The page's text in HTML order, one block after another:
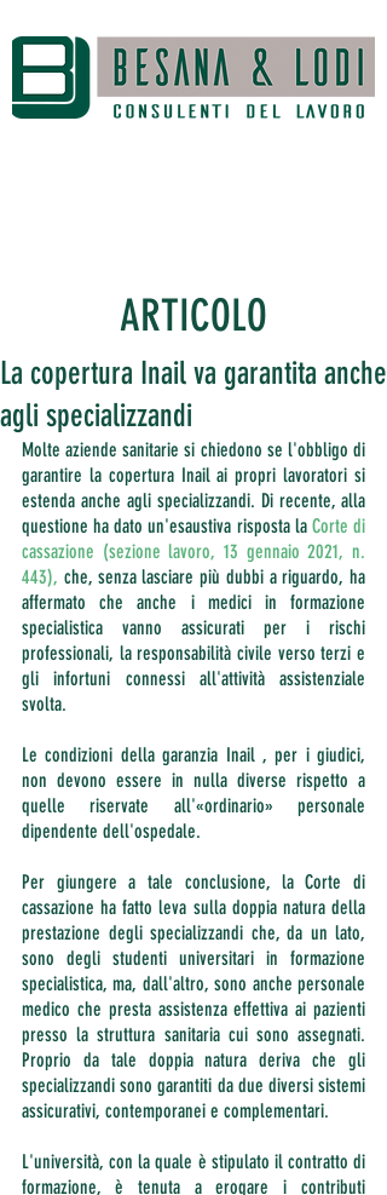
ARTICOLO
La copertura Inail va garantita anche
agli specializzandi
Molte aziende sanitarie si chiedono se l'obbligo di
garantire la copertura Inail ai propri lavoratori si
estenda anche agli specializzandi. Di recente, alla
questione ha dato un'esaustiva risposta la Corte di
cassazione (sezione lavoro, 13 gennaio 2021, n.
443), che, senza lasciare più dubbi a riguardo, ha
affermato che anche i medici in formazione
specialistica vanno assicurati per i rischi
professionali, la responsabilità civile verso terzi e
gli infortuni connessi all'attività assistenziale
svolta.
Le condizioni della garanzia Inail , per i giudici,
non devono essere in nulla diverse rispetto a
quelle riservate all'«ordinario» personale
dipendente dell'ospedale.
Per giungere a tale conclusione, la Corte di
cassazione ha fatto leva sulla doppia natura della
prestazione degli specializzandi che, da un lato,
sono degli studenti universitari in formazione
specialistica, ma, dall'altro, sono anche personale
medico che presta assistenza effettiva ai pazienti
presso la struttura sanitaria cui sono assegnati.
Proprio da tale doppia natura deriva che gli
specializzandi sono garantiti da due diversi sistemi
assicurativi, contemporanei e complementari.
L'università, con la quale è stipulato il contratto di
formazione, è tenuta a erogare i contributi